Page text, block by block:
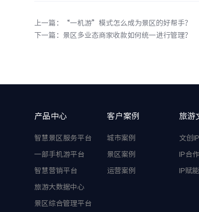
上一篇：“一机游”模式怎么成为景区的好帮手？
下一篇：景区多业态商家收款如何统一进行管理？
产品中心
智慧景区服务平台
一部手机游平台
智慧营销平台
旅游大数据中心
景区综合管理平台
客户案例
城市案例
景区案例
运营案例
旅游
文创
IP合
IP赋